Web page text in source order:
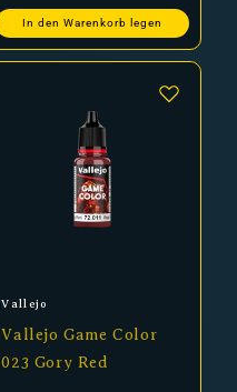
In den Warenkorb legen
Anbieter:
Vallejo
Vallejo Game Color
023 Gory Red